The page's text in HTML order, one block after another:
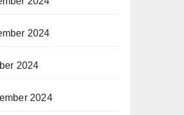
2024
2024
2024